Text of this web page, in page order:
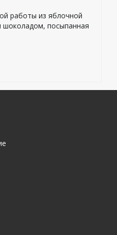
работы из яблочной
посыпанная